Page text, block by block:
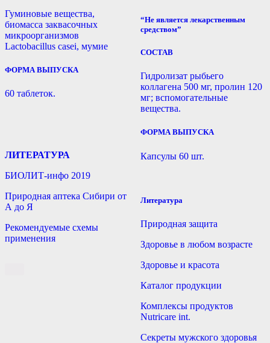
Гуминовые вещества,
биомасса заквасочных
микроорганизмов
Lactobacillus casei, мумие
ФОРМА ВЫПУСКА
60 таблеток.
ЛИТЕРАТУРА
БИОЛИТ-инфо 2019
Природная аптека Сибири от
А до Я
Рекомендуемые схемы
применения
“Не является лекарственным
средством”
СОСТАВ
Гидролизат рыбьего
коллагена 500 мг, пролин 120
мг; вспомогательные
вещества.
ФОРМА ВЫПУСКА
Капсулы 60 шт.
Литература
Природная защита
Здоровье в любом возрасте
Здоровье и красота
Каталог продукции
Комплексы продуктов
Nutricare int.
Секреты мужского здоровья